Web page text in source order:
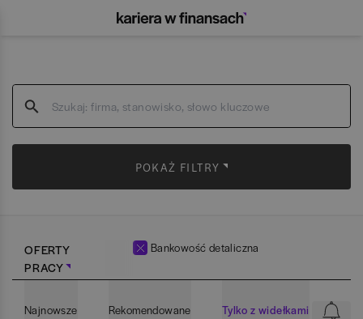
POKAŻ FILTRY
OFERTY
PRACY
Bankowość detaliczna
Najnowsze Rekomendowane Tylko z widełkami